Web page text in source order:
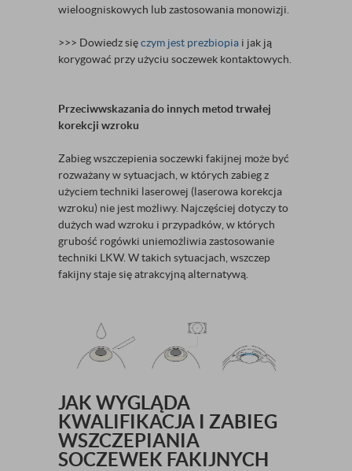
wieloogniskowych lub zastosowania monowizji.
>>> Dowiedz sięczym jest prezbiopia i jak ją
korygować przy użyciu soczewek kontaktowych.
Przeciwwskazania do innych metod trwałej
korekcji wzroku
Zabieg wszczepienia soczewki fakijnej może być
rozważany w sytuacjach, w których zabieg z
użyciem techniki laserowej (laserowa korekcja
wzroku) nie jest możliwy. Najczęściej dotyczy to
dużych wad wzroku i przypadków, w których
grubość rogówki uniemożliwia zastosowanie
techniki LKW. W takich sytuacjach, wszczep
fakijny staje się atrakcyjną alternatywą.
JAK WYGLĄDA
KWALIFIKACJA I ZABIEG
WSZCZEPIANIA
SOCZEWEK FAKIJNYCH